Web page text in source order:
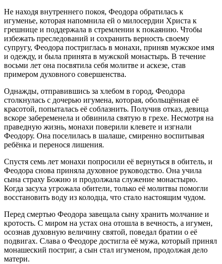
Не находя внутреннего покоя, Феодора обратилась к
игуменье, которая напомнила ей о милосердии Христа к
грешнице и поддержала в стремлении к покаянию. Чтобы
избежать преследований и сохранить верность своему
супругу, Феодора постриглась в монахи, приняв мужское имя
и одежду, и была принята в мужской монастырь. В течение
восьми лет она посвятила себя молитве и аскезе, став
примером духовного совершенства.
Однажды, отправившись за хлебом в город, Феодора
столкнулась с дочерью игумена, которая, обольщённая её
красотой, попыталась её соблазнить. Получив отказ, девица
вскоре забеременела и обвинила святую в грехе. Несмотря на
праведную жизнь, монахи поверили клевете и изгнали
Феодору. Она поселилась в шалаше, смиренно воспитывая
ребёнка и перенося лишения.
Спустя семь лет монахи попросили её вернуться в обитель, и
Феодора снова приняла духовное руководство. Она учила
сына страху Божию и продолжала служение монастырю.
Когда засуха угрожала обители, только её молитвы помогли
восстановить воду из колодца, что стало настоящим чудом.
Перед смертью Феодора завещала сыну хранить молчание и
кротость. С миром на устах она отошла в вечность, а игумен,
осознав духовную величину святой, поведал братии о её
подвигах. Слава о Феодоре достигла её мужа, который принял
монашеский постриг, а сын стал игуменом, продолжая дело
матери.